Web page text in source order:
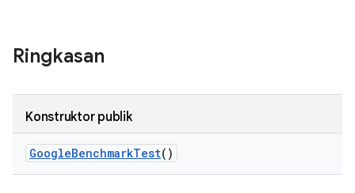
Ringkasan
Konstruktor publik
GoogleBenchmarkTest()